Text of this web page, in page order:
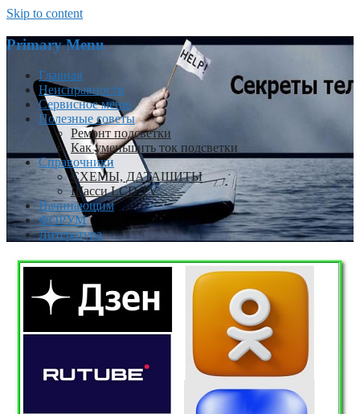
Skip to content
Primary Menu
Главная
Неисправности
Сервисное меню
Полезные советы
Ремонт подсветки
Как уменьшить ток подсветки
Справочники
СХЕМЫ, ДАТАШИТЫ
Шасси LCD TV
Начинающим
ФОРУМ
Литература